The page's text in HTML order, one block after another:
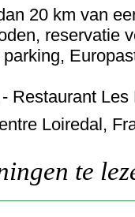
20 km van
reservatie
Restaurant Les
Loiredal,
te